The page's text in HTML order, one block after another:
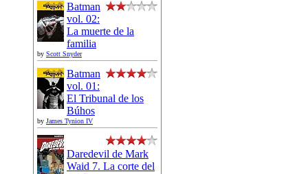
Batman
vol. 02:
La muerte de la
familia
by Scott Snyder
Batman
vol. 01:
El Tribunal de los
Búhos
by James Tynion IV
Daredevil de Mark
Waid 7. La corte del